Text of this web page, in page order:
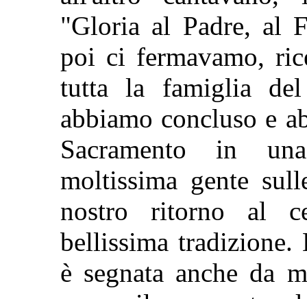
"Gloria al Padre, al
poi ci fermavamo,
tutta la famiglia del
abbiamo concluso e
Sacramento in
moltissima gente
nostro ritorno al
bellissima tradizione.
è segnata anche da